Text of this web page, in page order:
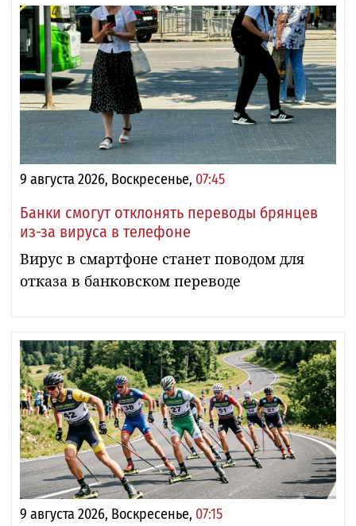
9 августа 2026, Воскресенье, 07:45
Банки смогут отклонять переводы брянцев
из-за вируса в телефоне
Вирус в смартфоне станет поводом для
отказа в банковском переводе
9 августа 2026, Воскресенье, 07:15